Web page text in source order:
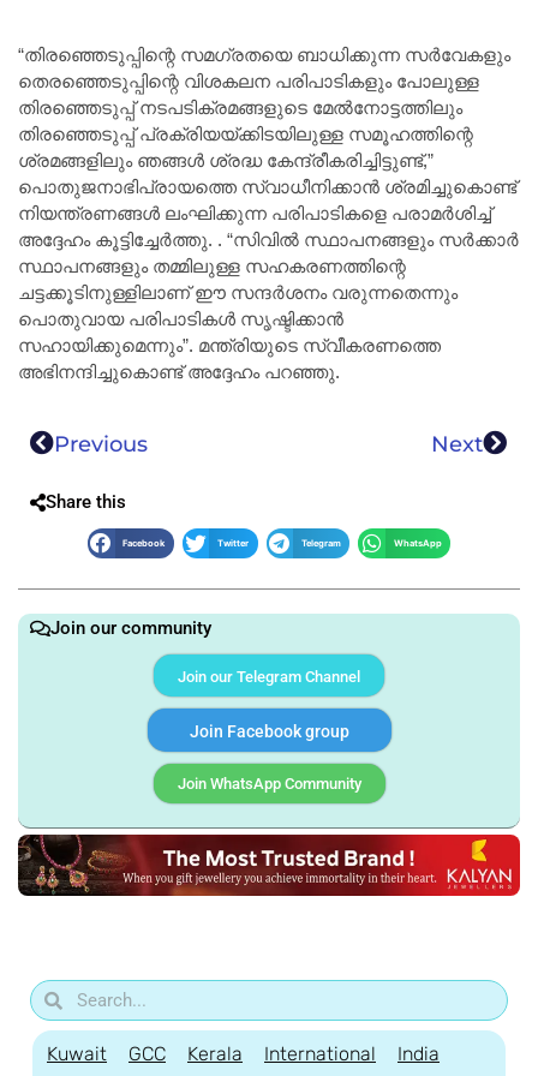
“തിരഞ്ഞെടുപ്പിന്റെ സമഗ്രതയെ ബാധിക്കുന്ന സർവേകളും
തെരഞ്ഞെടുപ്പിന്റെ വിശകലന പരിപാടികളും പോലുള്ള
തിരഞ്ഞെടുപ്പ് നടപടിക്രമങ്ങളുടെ മേൽനോട്ടത്തിലും
തിരഞ്ഞെടുപ്പ് പ്രക്രിയയ്ക്കിടയിലുള്ള സമൂഹത്തിന്റെ
ശ്രമങ്ങളിലും ഞങ്ങൾ ശ്രദ്ധ കേന്ദ്രീകരിച്ചിട്ടുണ്ട്,”
പൊതുജനാഭിപ്രായത്തെ സ്വാധീനിക്കാൻ ശ്രമിച്ചുകൊണ്ട്
നിയന്ത്രണങ്ങൾ ലംഘിക്കുന്ന പരിപാടികളെ പരാമർശിച്ച്
അദ്ദേഹം കൂട്ടിച്ചേർത്തു. . “സിവിൽ സ്ഥാപനങ്ങളും സർക്കാർ
സ്ഥാപനങ്ങളും തമ്മിലുള്ള സഹകരണത്തിന്റെ
ചട്ടക്കൂടിനുള്ളിലാണ് ഈ സന്ദർശനം വരുന്നതെന്നും
പൊതുവായ പരിപാടികൾ സൃഷ്ടിക്കാൻ
സഹായിക്കുമെന്നും”. മന്ത്രിയുടെ സ്വീകരണത്തെ
അഭിനന്ദിച്ചുകൊണ്ട് അദ്ദേഹം പറഞ്ഞു.
Previous Next
Share this
Facebook Twitter Telegram WhatsApp
Join our community
Join our Telegram Channel
Join Facebook group
Join WhatsApp Community
Kuwait GCC Kerala International India